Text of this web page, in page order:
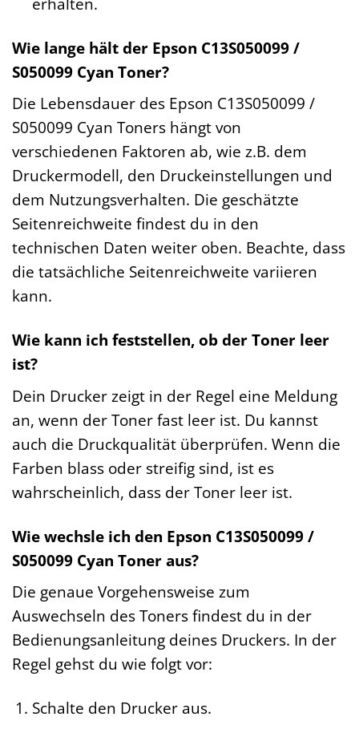
Wie lange hält der Epson C13S050099 /
S050099 Cyan Toner?
Die Lebensdauer des Epson C13S050099 /
S050099 Cyan Toners hängt von
verschiedenen Faktoren ab, wie z.B. dem
Druckermodell, den Druckeinstellungen und
dem Nutzungsverhalten. Die geschätzte
Seitenreichweite findest du in den
technischen Daten weiter oben. Beachte, dass
die tatsächliche Seitenreichweite variieren
kann.
Wie kann ich feststellen, ob der Toner leer
ist?
Dein Drucker zeigt in der Regel eine Meldung
an, wenn der Toner fast leer ist. Du kannst
auch die Druckqualität überprüfen. Wenn die
Farben blass oder streifig sind, ist es
wahrscheinlich, dass der Toner leer ist.
Wie wechsle ich den Epson C13S050099 /
S050099 Cyan Toner aus?
Die genaue Vorgehensweise zum
Auswechseln des Toners findest du in der
Bedienungsanleitung deines Druckers. In der
Regel gehst du wie folgt vor:
Schalte den Drucker aus.